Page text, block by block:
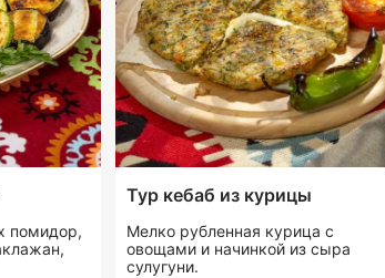
помидор,
Тур кебаб из курицы
Мелко рубленная курица с
овощами и начинкой из сыра
сулугуни.